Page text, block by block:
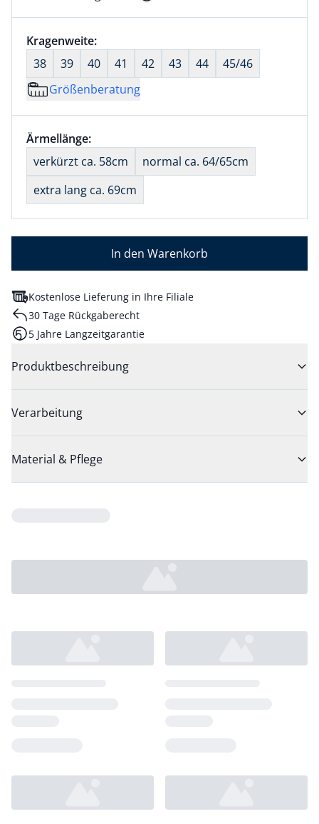
Größenauswahl:
Kragenweite:nichts ausgewählt
38
39 40 41 42 43 44
45/46
Größenberatung
Größenauswahl:
Ärmellänge:nichts ausgewählt
verkürzt ca. 58cm
normal ca. 64/65cm
extra lang ca. 69cm
In den Warenkorb
Kostenlose Lieferung in Ihre Filiale
30 Tage Rückgaberecht
5 Jahre Langzeitgarantie
Produktbeschreibung
Verarbeitung
Material & Pflege